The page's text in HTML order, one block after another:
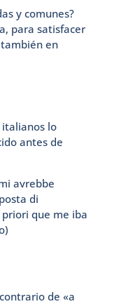
y comunes?
para satisfacer
en
lo
antes de
avrebbe
di
que me iba
de «a